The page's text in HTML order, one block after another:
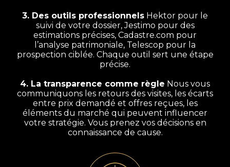
3. Des outils professionnels Hektor pour le
suivi de votre dossier, Jestimo pour des
estimations précises, Cadastre.com pour
l’analyse patrimoniale, Telescop pour la
prospection ciblée. Chaque outil sert une étape
précise.
4. La transparence comme règle Nous vous
communiquons les retours des visites, les écarts
entre prix demandé et offres reçues, les
éléments du marché qui peuvent influencer
votre stratégie. Vous prenez vos décisions en
connaissance de cause.